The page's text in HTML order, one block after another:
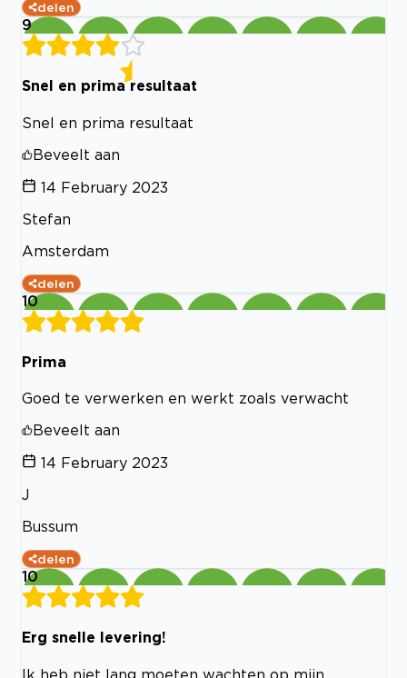
delen
9
Snel en prima resultaat
Snel en prima resultaat
Beveelt aan
14 February 2023
Stefan
Amsterdam
delen
10
Prima
Goed te verwerken en werkt zoals verwacht
Beveelt aan
14 February 2023
J
Bussum
delen
10
Erg snelle levering!
Ik heb niet lang moeten wachten op mijn